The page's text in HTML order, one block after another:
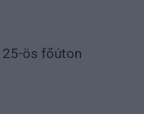
ös főúton